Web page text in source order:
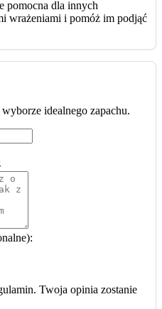
pomocna dla innych
wrażeniami i pomóż im podjąć
idealnego zapachu.
Twoja opinia zostanie